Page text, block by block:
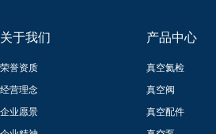
关于我们
荣誉资质
经营理念
企业愿景
产品中心
真空氦检
真空阀
真空配件